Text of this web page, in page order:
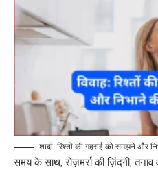
शादी: रिश्तों की गहराई को समझने और
समय के साथ, रोज़मर्रा की ज़िंदगी,